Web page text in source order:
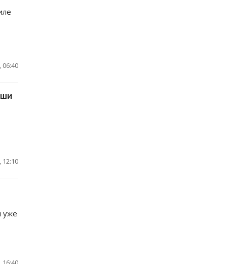
06:40
12:10
уже